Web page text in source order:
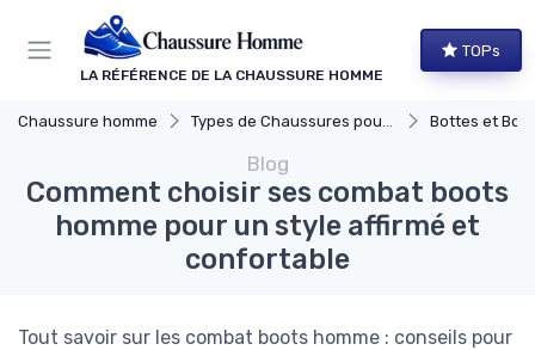
LA RÉFÉRENCE DE LA CHAUSSURE HOMME
TOPs
Chaussure homme Types de Chaussures pour Hommes Bottes et
Blog
Comment choisir ses combat boots
homme pour un style affirmé et
confortable
Tout savoir sur les combat boots homme : conseils pour
Panneau de gestion des cookies